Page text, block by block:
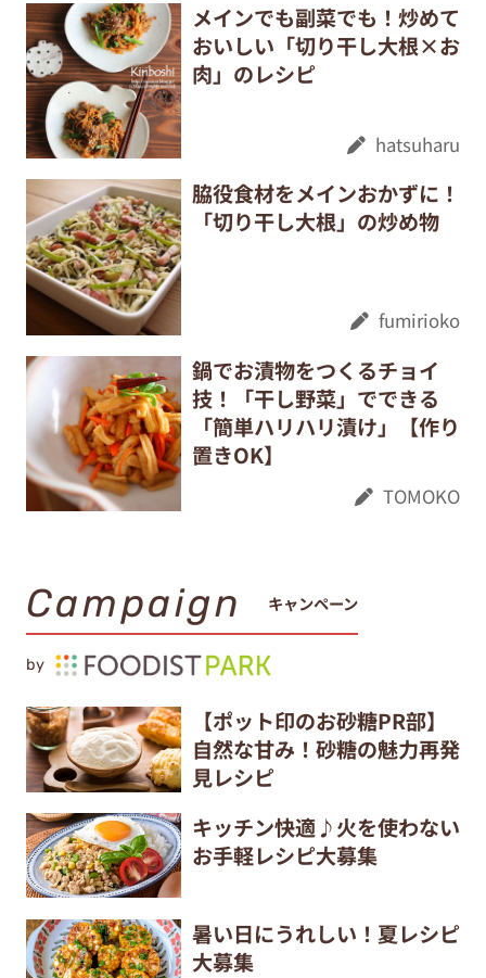
メインでも副菜でも！炒めて
おいしい「切り干し大根×お
肉」のレシピ
hatsuharu
脇役食材をメインおかずに！
「切り干し大根」の炒め物
fumirioko
鍋でお漬物をつくるチョイ
技！「干し野菜」でできる
「簡単ハリハリ漬け」【作り
置きOK】
TOMOKO
Campaign キャンペーン
by
【ポット印のお砂糖PR部】
自然な甘み！砂糖の魅力再発
見レシピ
キッチン快適♪火を使わない
お手軽レシピ大募集
暑い日にうれしい！夏レシピ
大募集